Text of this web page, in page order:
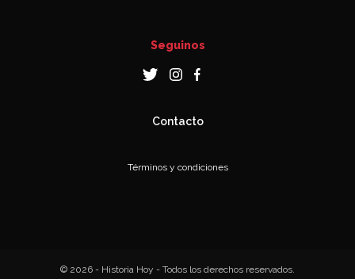
Seguinos
Contacto
Términos y condiciones
© 2026 - Historia Hoy - Todos los derechos reservados.